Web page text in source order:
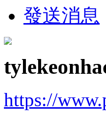
發送消息
https://